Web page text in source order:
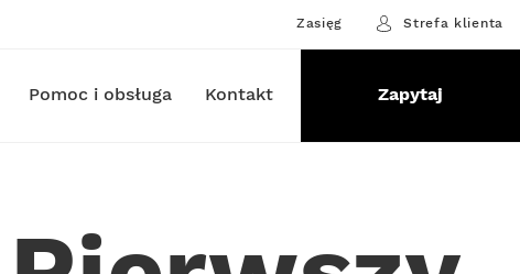
Zasięg Strefa klienta
Pomoc i obsługa Kontakt Zapytaj